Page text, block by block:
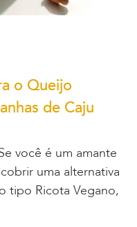
o Queijo
de Caju
você é um amante
uma alternativa
tipo Ricota Vegano,